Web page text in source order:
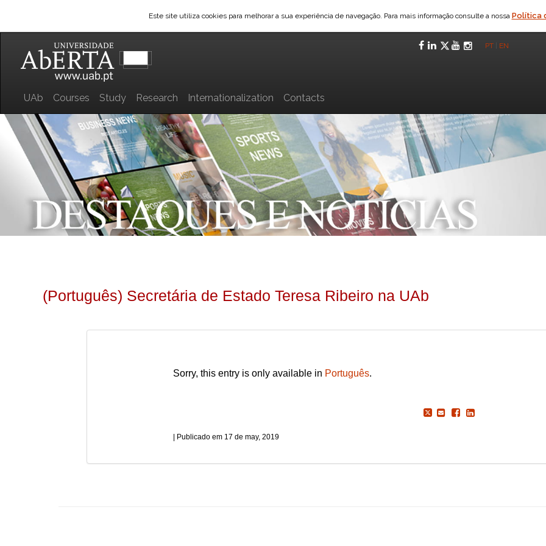
Este site utiliza cookies para melhorar a sua experiência de navegação. Para mais informação consulte a nossa Política
Facebook
LinkedIn
Twitter
YouTube
PT EN
UAb Courses Study Research Internationalization Contacts
(Português) Secretária de Estado Teresa Ribeiro na UAb
Sorry, this entry is only available in Português.
17 de may, 2019